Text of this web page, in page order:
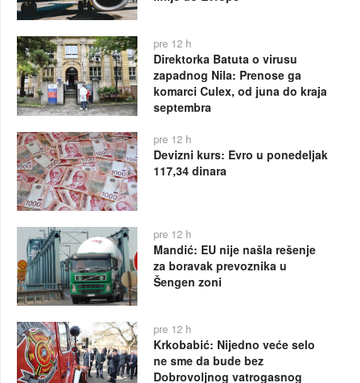
pre 12 h
Direktorka Batuta o virusu
zapadnog Nila: Prenose ga
komarci Culex, od juna do kraja
septembra
pre 12 h
Devizni kurs: Evro u ponedeljak
117,34 dinara
pre 12 h
Mandić: EU nije našla rešenje
za boravak prevoznika u
Šengen zoni
pre 12 h
Krkobabić: Nijedno veće selo
ne sme da bude bez
Dobrovoljnog vatrogasnog